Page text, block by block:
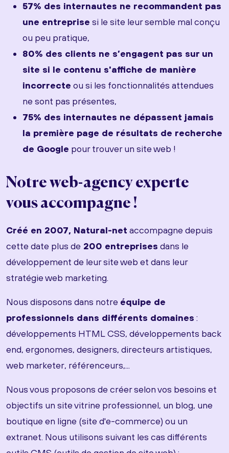
57% des internautes ne recommandent pas
une entreprise si le site leur semble mal conçu
ou peu pratique,
80% des clients ne s’engagent pas sur un
site si le contenu s'affiche de manière
incorrecte ou si les fonctionnalités attendues
ne sont pas présentes,
75% des internautes ne dépassent jamais
la première page de résultats de recherche
de Google pour trouver un site web !
Notre web-agency experte
vous accompagne !
Créé en 2007, Natural-net accompagne depuis
cette date plus de 200 entreprises dans le
développement de leur site web et dans leur
stratégie web marketing.
Nous disposons dans notre équipe de
professionnels dans différents domaines :
développements HTML CSS, développements back
end, ergonomes, designers, directeurs artistiques,
web marketer, référenceurs,...
Nous vous proposons de créer selon vos besoins et
objectifs un site vitrine professionnel, un blog, une
boutique en ligne (site d'e-commerce) ou un
extranet. Nous utilisons suivant les cas différents